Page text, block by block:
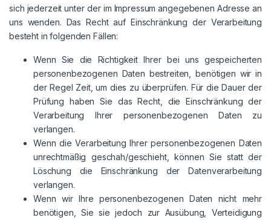
sich jederzeit unter der im Impressum angegebenen Adresse an
uns wenden. Das Recht auf Einschränkung der Verarbeitung
besteht in folgenden Fällen:
Wenn Sie die Richtigkeit Ihrer bei uns gespeicherten
personenbezogenen Daten bestreiten, benötigen wir in
der Regel Zeit, um dies zu überprüfen. Für die Dauer der
Prüfung haben Sie das Recht, die Einschränkung der
Verarbeitung Ihrer personenbezogenen Daten zu
verlangen.
Wenn die Verarbeitung Ihrer personenbezogenen Daten
unrechtmäßig geschah/geschieht, können Sie statt der
Löschung die Einschränkung der Datenverarbeitung
verlangen.
Wenn wir Ihre personenbezogenen Daten nicht mehr
benötigen, Sie sie jedoch zur Ausübung, Verteidigung